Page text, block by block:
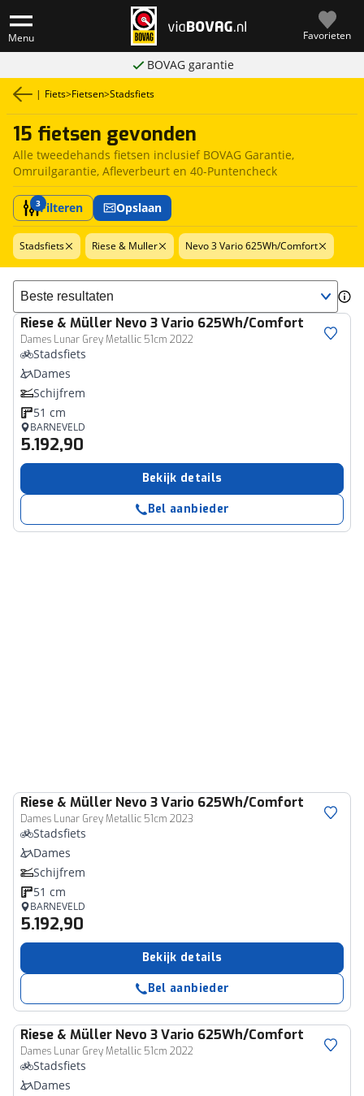
Menu Favorieten
BOVAG garantie
| Fiets>Fietsen>Stadsfiets
15 fietsen gevonden
Alle tweedehands fietsen inclusief BOVAG Garantie,
Omruilgarantie, Afleverbeurt en 40-Puntencheck
3Filteren Opslaan
Stadsfiets Riese & Muller Nevo 3 Vario 625Wh/Comfort
Sorteer resultaten
Riese & Müller Nevo 3 Vario 625Wh/Comfort
Dames Lunar Grey Metallic 51cm 2022
Stadsfiets
Dames
Schijfrem
51 cm
BARNEVELD
5.192,90
Bekijk details
Bel aanbieder
Riese & Müller Nevo 3 Vario 625Wh/Comfort
Dames Lunar Grey Metallic 51cm 2023
Stadsfiets
Dames
Schijfrem
51 cm
BARNEVELD
5.192,90
Bekijk details
Bel aanbieder
Riese & Müller Nevo 3 Vario 625Wh/Comfort
Dames Lunar Grey Metallic 51cm 2022
Stadsfiets
Dames